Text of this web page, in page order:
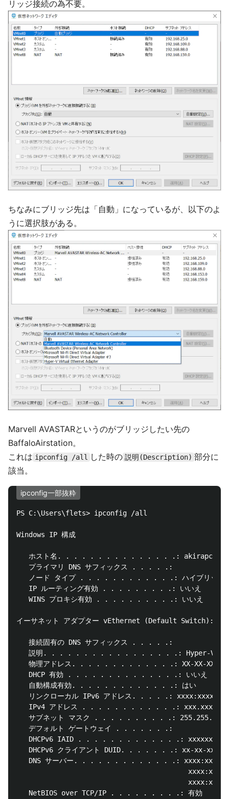
リッジ接続の為不要。
ちなみにブリッジ先は「自動」になっているが、以下のよ
うに選択肢がある。
Marvell AVASTARというのがブリッジしたい先の
BaffaloAirstation。
これは ipconfig /all した時の 説明(Description) 部分に
該当。
ipconfig一部抜粋
PS C:\Users\flets> ipconfig /all
Windows IP 構成
ホスト名. . . . . . . . . . . . . . .: akirapc-
   プライマリ DNS サフィックス . . . . .:
   ノード タイプ . . . . . . . . . . . .: ハイブリッド
   IP ルーティング有効 . . . . . . . . .: いいえ
   WINS プロキシ有効 . . . . . . . . . .: いいえ
イーサネット アダプター vEthernet (Default Switch):
   接続固有の DNS サフィックス . . . . .:
説明. . . . . . . . . . . . . . . . .: Hyper-V
物理アドレス. . . . . . . . . . . . .: XX-XX-XX-
   DHCP 有効 . . . . . . . . . . . . . .: いいえ
   自動構成有効. . . . . . . . . . . . .: はい
リンクローカル IPv6 アドレス. . . . .:
IPv4 アドレス . . . . . . . . . . . .:
サブネット マスク . . . . . . . . . .:
   デフォルト ゲートウェイ . . . . . . .:
   DHCPv6 IAID . . . . . . . . . . . . .: xxxxxxxxxx
DHCPv6 クライアント DUID. . . . . . .: xx-xx-xx-
DNS サーバー. . . . . . . . . . . . .:
   NetBIOS over TCP/IP . . . . . . . . .: 有効